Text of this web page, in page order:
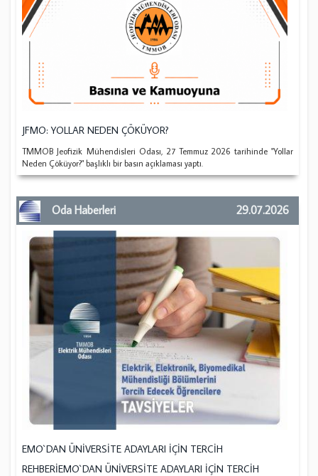
JFMO: YOLLAR NEDEN ÇÖKÜYOR?
TMMOB Jeofizik Mühendisleri Odası, 27 Temmuz 2026 tarihinde "Yollar
Neden Çöküyor?" başlıklı bir basın açıklaması yaptı.
Oda Haberleri 29.07.2026
EMO`DAN ÜNİVERSİTE ADAYLARI İÇİN TERCİH
REHBERİEMO`DAN ÜNİVERSİTE ADAYLARI İÇİN TERCİH